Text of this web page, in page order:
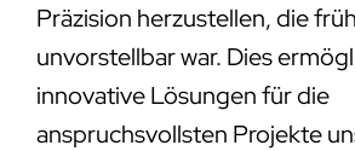
Präzision herzustellen, die
unvorstellbar war. Dies
innovative Lösungen für die
anspruchsvollsten Projekte